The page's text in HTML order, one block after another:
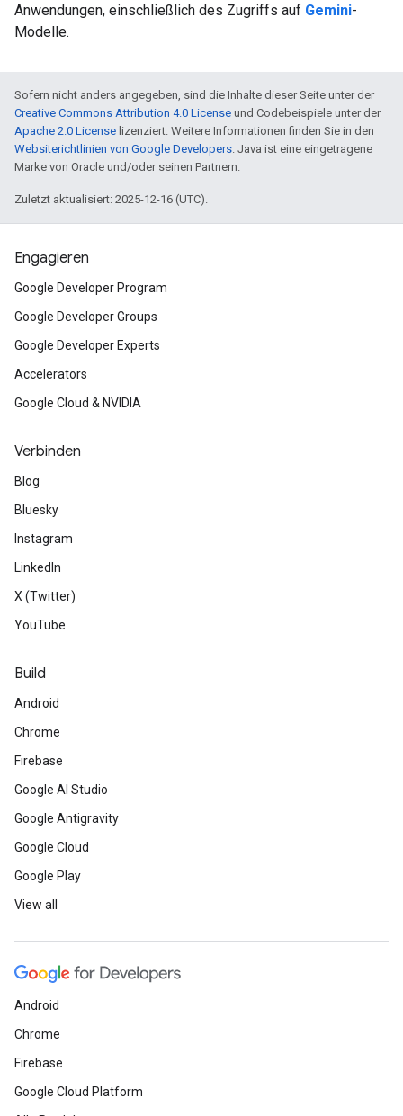
Anwendungen, einschließlich des Zugriffs auf Gemini-
Modelle.
Sofern nicht anders angegeben, sind die Inhalte dieser Seite unter der
Creative Commons Attribution 4.0 License und Codebeispiele unter der
Apache 2.0 License lizenziert. Weitere Informationen finden Sie in den
Websiterichtlinien von Google Developers . Java ist eine eingetragene
Marke von Oracle und/oder seinen Partnern.
Zuletzt aktualisiert: 2025-12-16 (UTC).
Engagieren
Google Developer Program
Google Developer Groups
Google Developer Experts
Accelerators
Google Cloud & NVIDIA
Verbinden
Blog
Bluesky
Instagram
LinkedIn
X (Twitter)
YouTube
Build
Android
Chrome
Firebase
Google AI Studio
Google Antigravity
Google Cloud
Google Play
View all
Android
Chrome
Firebase
Google Cloud Platform